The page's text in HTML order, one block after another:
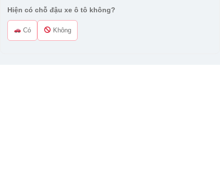
Hiện có chỗ đậu xe ô tô không?
Có Không